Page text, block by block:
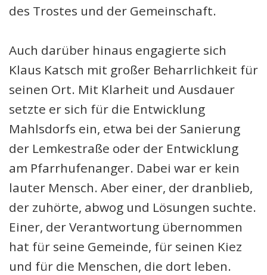
des Trostes und der Gemeinschaft.
Auch darüber hinaus engagierte sich
Klaus Katsch mit großer Beharrlichkeit für
seinen Ort. Mit Klarheit und Ausdauer
setzte er sich für die Entwicklung
Mahlsdorfs ein, etwa bei der Sanierung
der Lemkestraße oder der Entwicklung
am Pfarrhufenanger. Dabei war er kein
lauter Mensch. Aber einer, der dranblieb,
der zuhörte, abwog und Lösungen suchte.
Einer, der Verantwortung übernommen
hat für seine Gemeinde, für seinen Kiez
und für die Menschen, die dort leben.